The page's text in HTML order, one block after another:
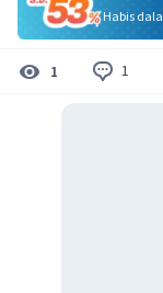
Habis
1 1